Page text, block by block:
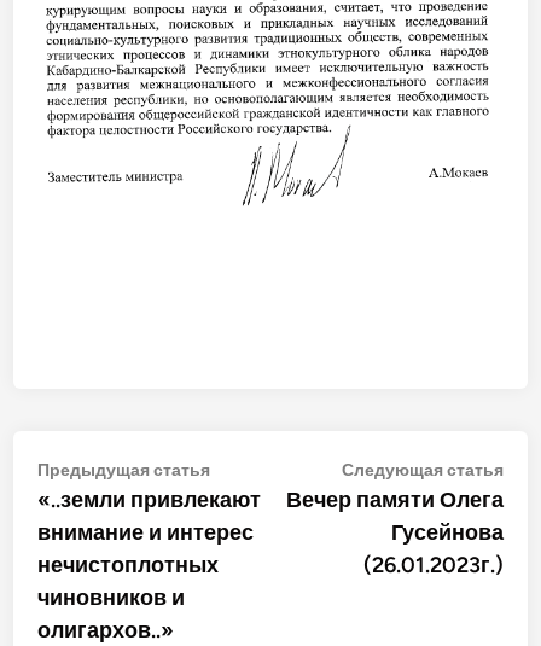
Навигация
по
записям
Предыдущая статьяПредыдущая
статья:
«..земли привлекают
внимание и интерес
нечистоплотных
чиновников и
олигархов..»
Следующая статья
Вечер памяти Олега
Гусейнова
(26.01.2023г.)